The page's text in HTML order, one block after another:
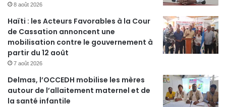
8 août 2026
Haïti : les Acteurs Favorables à la Cour
de Cassation annoncent une
mobilisation contre le gouvernement à
partir du 12 août
7 août 2026
Delmas, l’OCCEDH mobilise les mères
autour de l’allaitement maternel et de
la santé infantile